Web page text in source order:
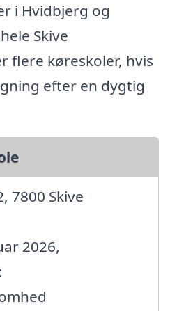
i Hvidbjerg og
Skive
flere køreskoler, hvis
efter en dygtig
7800 Skive
2026,